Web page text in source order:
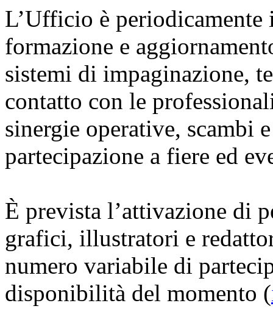
L’Ufficio è
formazione e
sistemi di impaginazione,
contatto con le
sinergie operative, scambi
partecipazione a fiere ed
È prevista l’attivazione di
grafici, illustratori e
numero variabile di
disponibilità del momento (